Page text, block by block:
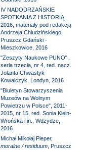
IV NADODRZAŃSKIE
SPOTKANIA Z HISTORIĄ
2016, materiały pod redakcją
Andrzeja Chludzińskiego,
Pruszcz Gdański -
Mieszkowice, 2016
"Zeszyty Naukowe PUNO",
seria trzecia, nr 4, red. nacz.
Jolanta Chwastyk-
Kowalczyk, Londyn, 2016
"Biuletyn Stowarzyszenia
Muzeów na Wolnym
Powietrzu w Polsce", 2011-
2015, nr 15, red. Sonia Klein-
Wrońska i in., Wdzydze,
2016
Michał Mikołaj Pieper,
moralne / residuum, Pruszcz